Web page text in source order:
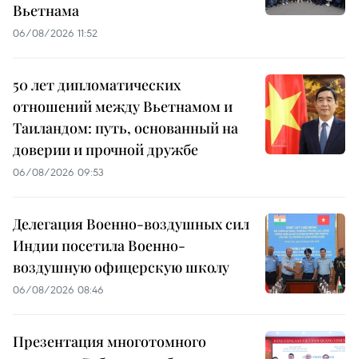
Вьетнама
06/08/2026 11:52
50 лет дипломатических
отношений между Вьетнамом и
Таиландом: путь, основанный на
доверии и прочной дружбе
06/08/2026 09:53
Делегация Военно-воздушных сил
Индии посетила Военно-
воздушную офицерскую школу
06/08/2026 08:46
Презентация многотомного